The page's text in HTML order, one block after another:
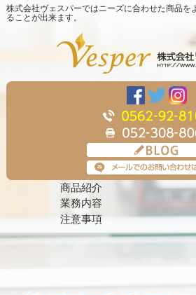
株式会社ヴェスパーではニーズに合わせた商品を
ることが出来ます。
商品紹介
業務内容
注意事項